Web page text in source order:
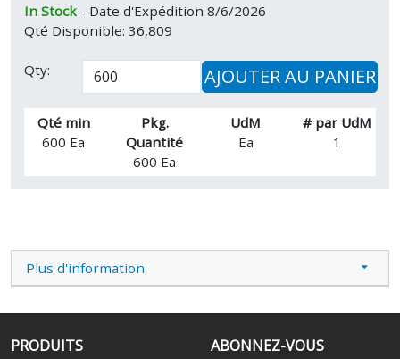
In Stock - Date d'Expédition 8/6/2026
Qté Disponible: 36,809
Qty: AJOUTER AU PANIER
Qté min
600 Ea
Pkg.
Quantité
600 Ea
UdM
Ea
# par UdM
1
Plus d'information
PRODUITS
ABONNEZ-VOUS